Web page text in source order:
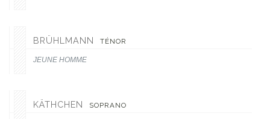
BRÜHLMANN TÉNOR
JEUNE HOMME
KÄTHCHEN SOPRANO